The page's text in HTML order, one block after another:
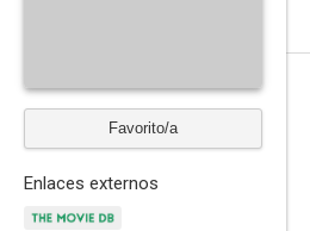
Favorito/a
Enlaces externos